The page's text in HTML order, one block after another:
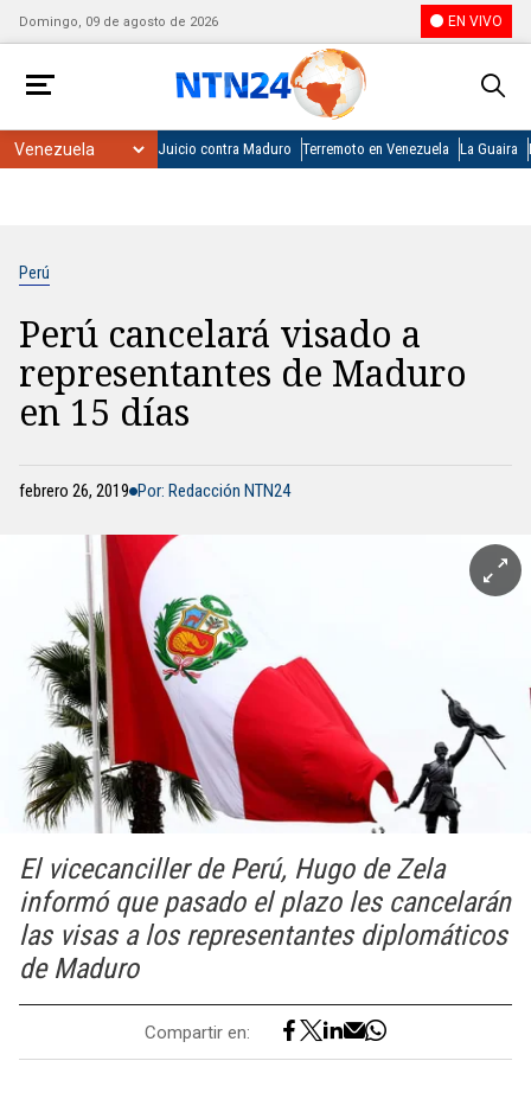
Domingo, 09 de agosto de 2026 EN VIVO
Juicio contra Maduro Terremoto en Venezuela La Guaira
Perú
Perú cancelará visado a
representantes de Maduro
en 15 días
febrero 26, 2019 Por: Redacción NTN24
El vicecanciller de Perú, Hugo de Zela
informó que pasado el plazo les cancelarán
las visas a los representantes diplomáticos
de Maduro
Compartir en: